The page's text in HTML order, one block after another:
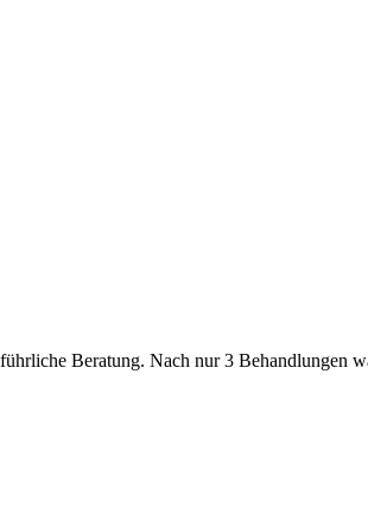
Beratung. Nach nur 3 Behandlungen